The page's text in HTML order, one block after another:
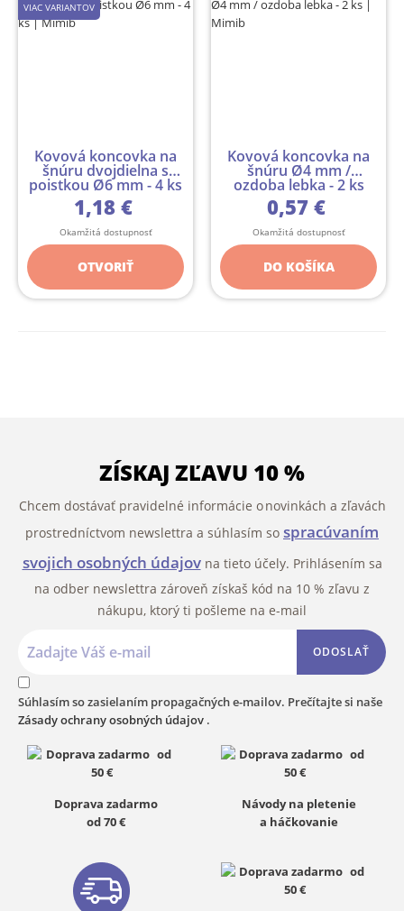
VIAC VARIANTOV
Kovová koncovka na
šnúru dvojdielna s
poistkou Ø6 mm - 4 ks
1,18 €
Okamžitá dostupnosť
OTVORIŤ
Kovová koncovka na
šnúru Ø4 mm /
ozdoba lebka - 2 ks
0,57 €
Okamžitá dostupnosť
DO KOŠÍKA
ZÍSKAJ ZĽAVU 10 %
Chcem dostávať pravidelné informácie o novinkách a zľavách
prostredníctvom newslettra a súhlasím so spracúvaním
svojich osobných údajovna tieto účely. Prihlásením sa
na odber newslettra zároveň získaš kód na 10 % zľavu z
nákupu, ktorý ti pošleme na e-mail
ODOSLAŤ
Súhlasím so zasielaním propagačných e-mailov. Prečítajte si naše
Zásady ochrany osobných údajov .
Doprava zadarmo
od 70 €
Návody na pletenie
a háčkovanie